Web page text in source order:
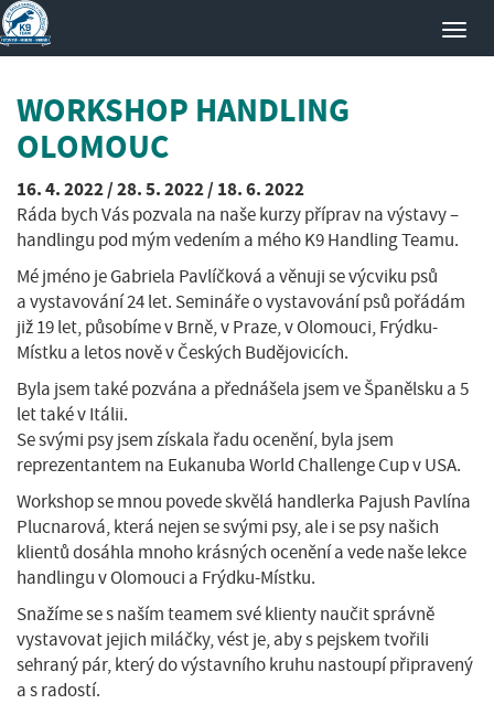
WORKSHOP HANDLING
OLOMOUC
16. 4. 2022 / 28. 5. 2022 / 18. 6. 2022
Ráda bych Vás pozvala na naše kurzy příprav na výstavy –
handlingu pod mým vedením a mého K9 Handling Teamu.
Mé jméno je Gabriela Pavlíčková a věnuji se výcviku psů
a vystavování 24 let. Semináře o vystavování psů pořádám
již 19 let, působíme v Brně, v Praze, v Olomouci, Frýdku-
Místku a letos nově v Českých Budějovicích.
Byla jsem také pozvána a přednášela jsem ve Španělsku a 5
let také v Itálii.
Se svými psy jsem získala řadu ocenění, byla jsem
reprezentantem na Eukanuba World Challenge Cup v USA.
Workshop se mnou povede skvělá handlerka Pajush Pavlína
Plucnarová, která nejen se svými psy, ale i se psy našich
klientů dosáhla mnoho krásných ocenění a vede naše lekce
handlingu v Olomouci a Frýdku-Místku.
Snažíme se s naším teamem své klienty naučit správně
vystavovat jejich miláčky, vést je, aby s pejskem tvořili
sehraný pár, který do výstavního kruhu nastoupí připravený
a s radostí.